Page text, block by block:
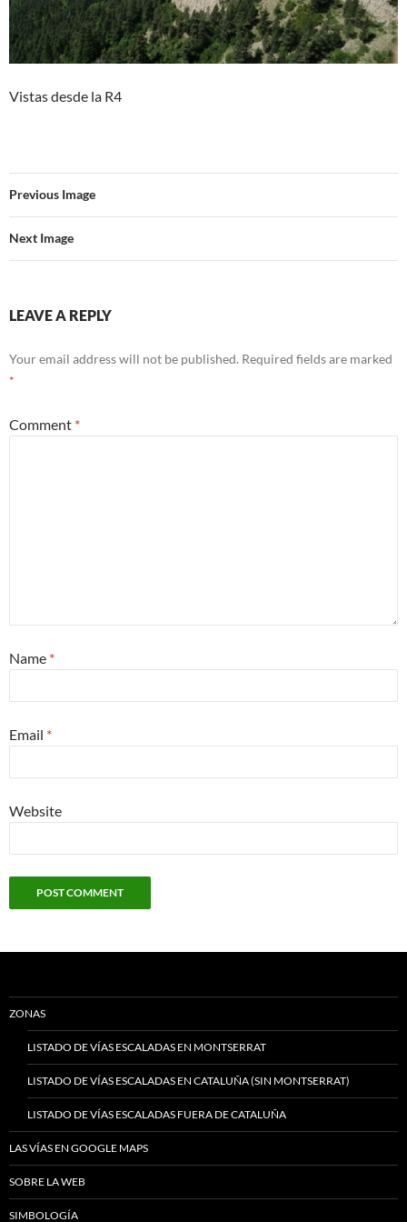
Vistas desde la R4
Previous Image
Next Image
LEAVE A REPLY
Your email address will not be published. Required fields are marked
*
Comment *
Name *
Email *
Website
ZONAS
LISTADO DE VÍAS ESCALADAS EN MONTSERRAT
LISTADO DE VÍAS ESCALADAS EN CATALUÑA (SIN MONTSERRAT)
LISTADO DE VÍAS ESCALADAS FUERA DE CATALUÑA
LAS VÍAS EN GOOGLE MAPS
SOBRE LA WEB
SIMBOLOGÍA